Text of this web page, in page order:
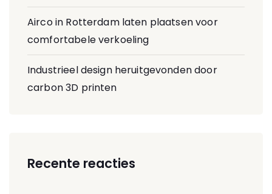
Airco in Rotterdam laten plaatsen voor
comfortabele verkoeling
Industrieel design heruitgevonden door
carbon 3D printen
Recente reacties